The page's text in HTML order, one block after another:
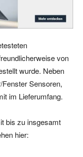
von
wurde. Neben
Sensoren,
im Lieferumfang.
bis zu insgesamt
hier: